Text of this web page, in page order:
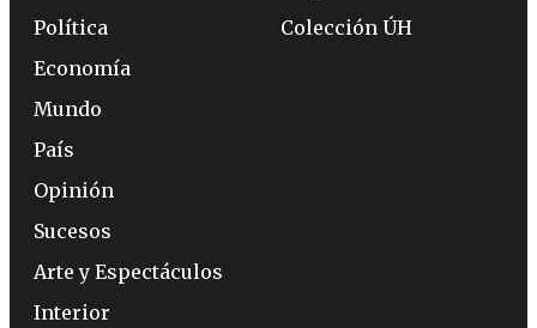
Política
Economía
Mundo
País
Opinión
Sucesos
Arte y Espectáculos
Interior
Colección ÚH